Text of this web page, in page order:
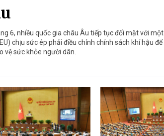
6, nhiều quốc gia châu Âu tiếp tục đối mặt với một
chịu sức ép phải điều chỉnh chính sách khí hậu để
vệ sức khỏe người dân.